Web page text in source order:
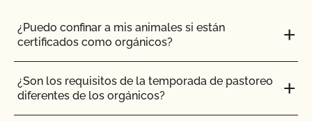
la producción orgánica?
¿Qué recursos hay disponibles para ayudarme con
la certificación y el mantenimiento de registros?
¿Qué normas certifica el CCOF?
¿Puedo confinar a mis animales si están
certificados como orgánicos?
¿Son los requisitos de la temporada de pastoreo
diferentes de los orgánicos?